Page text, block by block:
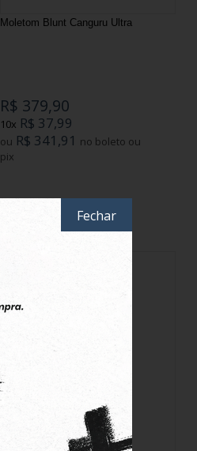
Moletom Blunt Canguru Ultra
R$ 379,90
10x R$ 37,99
ou R$ 341,91 no boleto ou
pix
Fechar